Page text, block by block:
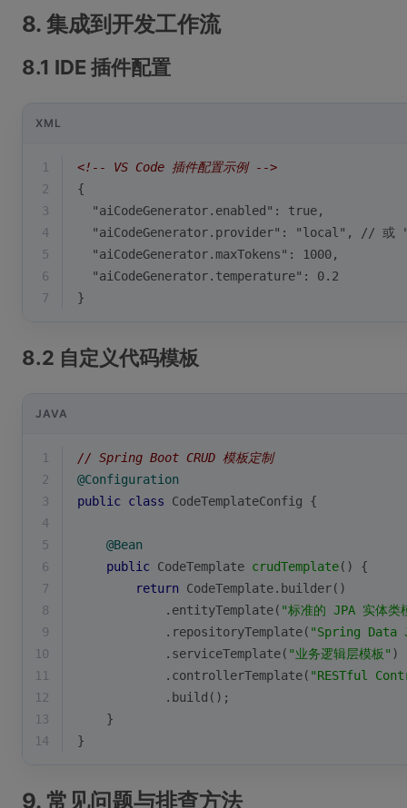
8. 集成到开发工作流
8.1 IDE 插件配置
XML
1
<!-- VS Code 插件配置示例 -->
2
{
3
  "aiCodeGenerator.enabled": true,
4
"aiCodeGenerator.provider": "local", // 或
5
  "aiCodeGenerator.maxTokens": 1000,
6
  "aiCodeGenerator.temperature": 0.2
7
}
8.2 自定义代码模板
JAVA
1
// Spring Boot CRUD 模板定制
2
@Configuration
3
public class CodeTemplateConfig
{
4
5
@Bean
6
public CodeTemplate crudTemplate()
{
7
return CodeTemplate.builder()
8
            .entityTemplate(
"标准的 JPA 实体类
9
            .repositoryTemplate(
"Spring Data
10
            .serviceTemplate(
"业务逻辑层模板" )
11
            .controllerTemplate(
"RESTful
12
            .build();
13
    }
14
}
9. 常见问题与排查方法